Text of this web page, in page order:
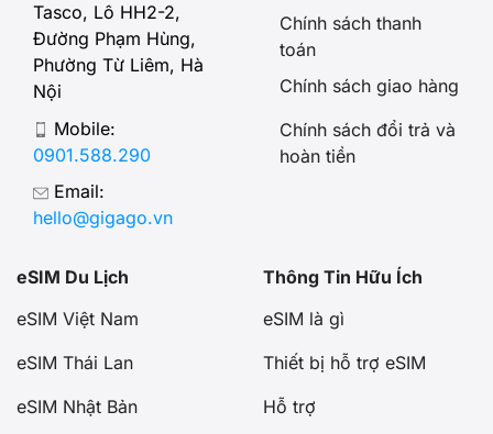
Tasco, Lô HH2-2,
Đường Phạm Hùng,
Phường Từ Liêm, Hà
Nội
Mobile:
0901.588.290
Email:
hello@gigago.vn
Chính sách thanh
toán
Chính sách giao hàng
Chính sách đổi trả và
hoàn tiền
eSIM Du Lịch
eSIM Việt Nam
eSIM Thái Lan
eSIM Nhật Bản
Thông Tin Hữu Ích
eSIM là gì
Thiết bị hỗ trợ eSIM
Hỗ trợ